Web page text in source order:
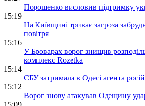
Порошенко висловив підтримку
15:19
На Київщині триває загроза
повітря
15:16
У Броварах ворог знищив
комплекс Rozetka
15:14
СБУ затримала в Одесі агента
15:12
Ворог знову атакував Одещину